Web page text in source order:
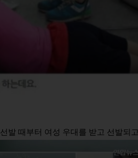
선발 때부터 여성 우대를 받고 선발되고